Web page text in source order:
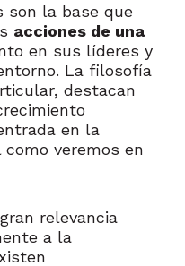
son la base que
acciones de una
en sus líderes y
La filosofía
destacan
en la
veremos en
relevancia
a la